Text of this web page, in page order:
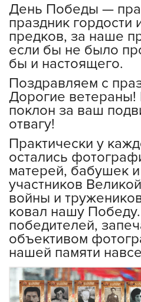
День Победы —
праздник гордости
предков, за наше
если бы не было
бы и настоящего.
Поздравляем с
Дорогие ветераны!
поклон за ваш
отвагу!
Практически у
остались
матерей, бабушек
участников
войны и
ковал нашу
победителей,
объективом
нашей памяти